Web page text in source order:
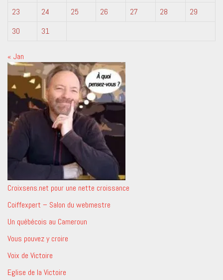
23
24 25 26 27 28
29
30
31
« Jan
Croixsens.net pour une nette croissance
Coiffexpert – Salon du webmestre
Un québécois au Cameroun
Vous pouvez y croire
Voix de Victoire
Eglise de la Victoire